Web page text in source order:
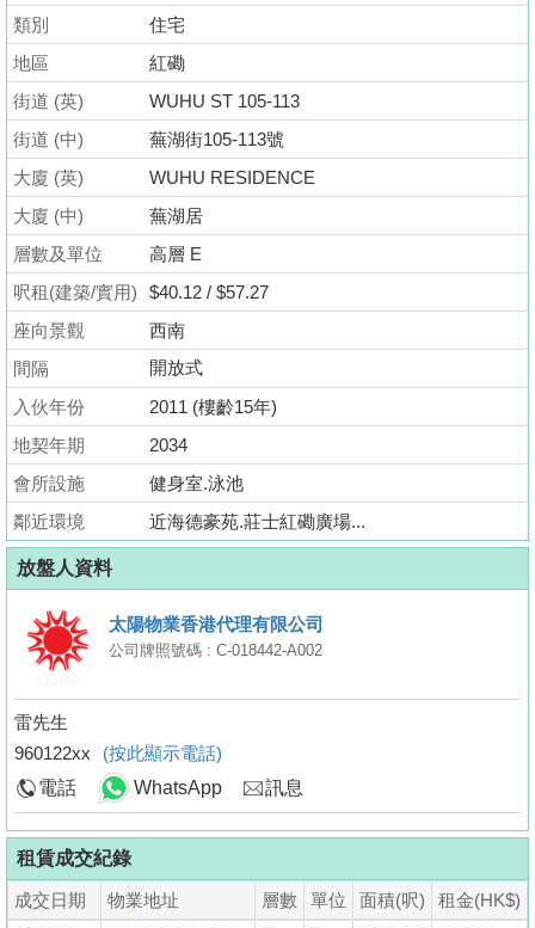
公
佈
置
業
手
冊
關
於
我
們
類別
住宅
地區
紅磡
街道 (英)
WUHU ST 105-113
街道 (中)
蕪湖街105-113號
大廈 (英)
WUHU RESIDENCE
大廈 (中)
蕪湖居
層數及單位
高層 E
呎租(建築/實用)
$40.12 / $57.27
座向景觀
西南
間隔
開放式
入伙年份
2011 (樓齡15年)
地契年期
2034
會所設施
健身室.泳池
鄰近環境
近海德豪苑.莊士紅磡廣場...
放盤人資料
太陽物業香港代理有限公司
公司牌照號碼 : C-018442-A002
雷先生
960122xx
(按此顯示電話)
電話
WhatsApp 訊息
租賃成交紀錄
成交日期 物業地址 層數 單位 面積(呎)
租金(HK$)